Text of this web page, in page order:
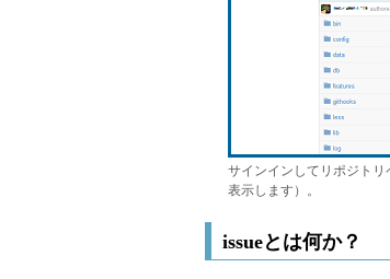
サインインしてリポジトリ
表示します）。
issueとは何か？